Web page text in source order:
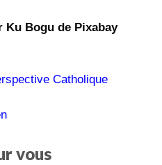
Ku Bogu de Pixabay
Catholique
vous